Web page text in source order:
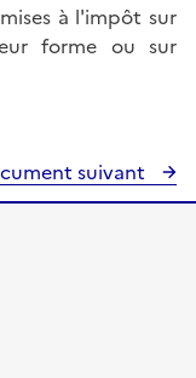
à l'impôt sur
forme ou sur
suivant